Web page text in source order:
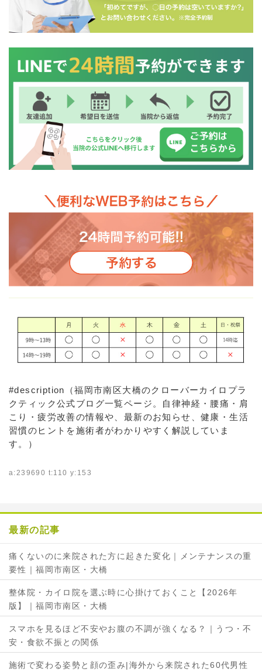
#description（福岡市南区大橋のクローバーカイロプラ
クティック公式ブログ一覧ページ。自律神経・腰痛・肩
こり・疲労改善の情報や、最新のお知らせ、健康・生活
習慣のヒントを施術者がわかりやすく解説していま
す。）
a:239690 t:110 y:153
最新の記事
痛くないのに来院された方に起きた変化｜メンテナンスの重
要性｜福岡市南区・大橋
整体院・カイロ院を選ぶ時に心掛けておくこと【2026年
版】｜福岡市南区・大橋
スマホを見るほど不安やお腹の不調が強くなる？｜うつ・不
安・食欲不振との関係
施術で変わる姿勢と顔の歪み|海外から来院された60代男性